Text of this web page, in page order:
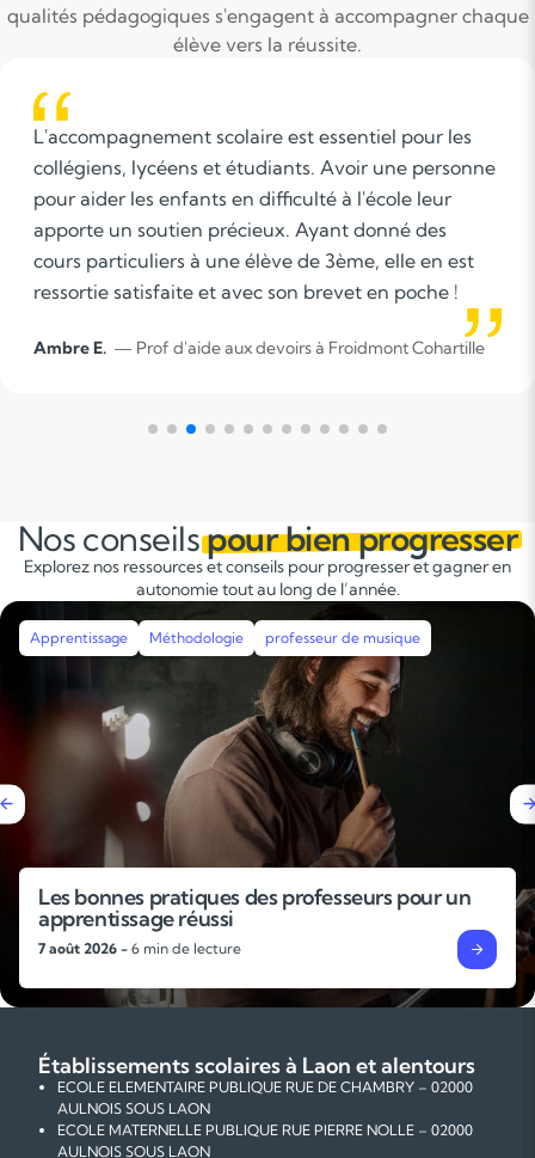
qualités pédagogiques s'engagent à accompagner chaque
élève vers la réussite.
est essentiel pour les
étudiants. Avoir une personne
en difficulté à l'école leur
Ayant donné des
élève de 3ème, elle en est
avec son brevet en poche !
aux devoirs à Froidmont Cohartille
d'acquérir les
prenant en
d'assurer un
— Prof
Marne
Nos conseilspour bien progresser
Explorez nos ressources et conseils pour progresser et gagner en
autonomie tout au long de l’année.
Apprentissage Méthodologie professeur de musique
Les bonnes pratiques des professeurs pour un
apprentissage réussi
7 août 2026 - 6 min de lecture
Établissements scolaires à Laon et alentours
ECOLE ELEMENTAIRE PUBLIQUE RUE DE CHAMBRY – 02000
AULNOIS SOUS LAON
ECOLE MATERNELLE PUBLIQUE RUE PIERRE NOLLE – 02000
AULNOIS SOUS LAON